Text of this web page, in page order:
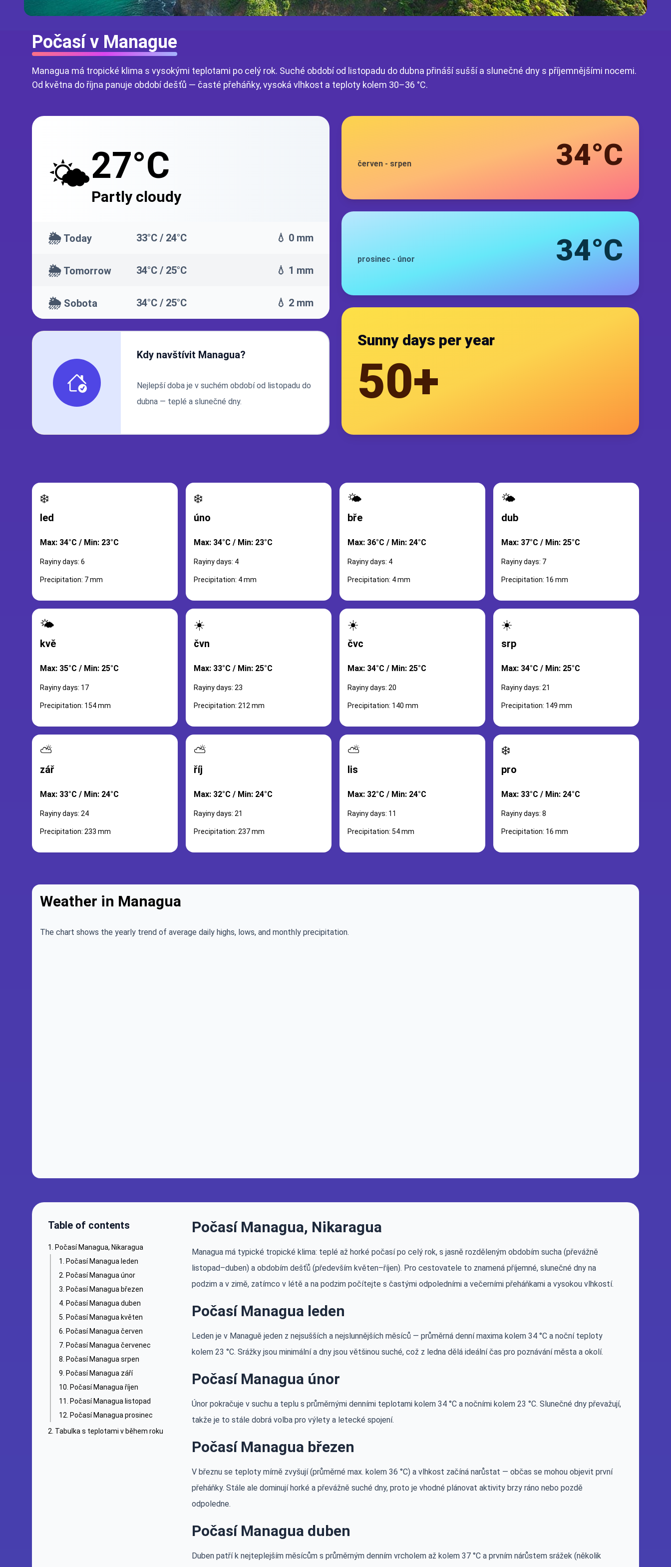
Počasí v Manague
Managua má tropické klima s vysokými teplotami po celý rok. Suché období od listopadu do dubna přináší sušší a slunečné dny s příjemnějšími nocemi.
Od května do října panuje období dešťů — časté přeháňky, vysoká vlhkost a teploty kolem 30–36 °C.
🌤️27°C
Partly cloudy
🌦️ Today 33°C / 24°C 💧 0 mm
🌦️ Tomorrow 34°C / 25°C 💧 1 mm
🌦️ Sobota 34°C / 25°C 💧 2 mm
Kdy navštívit Managua?
Nejlepší doba je v suchém období od listopadu do
dubna — teplé a slunečné dny.
červen - srpen 34°C
prosinec - únor 34°C
Sunny days per year
50+
❄️
led
Max: 34°C / Min: 23°C
Rayiny days: 6
Precipitation: 7 mm
❄️
úno
Max: 34°C / Min: 23°C
Rayiny days: 4
Precipitation: 4 mm
🌤️
bře
Max: 36°C / Min: 24°C
Rayiny days: 4
Precipitation: 4 mm
🌤️
dub
Max: 37°C / Min: 25°C
Rayiny days: 7
Precipitation: 16 mm
🌤️
kvě
Max: 35°C / Min: 25°C
Rayiny days: 17
Precipitation: 154 mm
☀️
čvn
Max: 33°C / Min: 25°C
Rayiny days: 23
Precipitation: 212 mm
☀️
čvc
Max: 34°C / Min: 25°C
Rayiny days: 20
Precipitation: 140 mm
☀️
srp
Max: 34°C / Min: 25°C
Rayiny days: 21
Precipitation: 149 mm
⛅
zář
Max: 33°C / Min: 24°C
Rayiny days: 24
Precipitation: 233 mm
⛅
říj
Max: 32°C / Min: 24°C
Rayiny days: 21
Precipitation: 237 mm
⛅
lis
Max: 32°C / Min: 24°C
Rayiny days: 11
Precipitation: 54 mm
❄️
pro
Max: 33°C / Min: 24°C
Rayiny days: 8
Precipitation: 16 mm
Weather in Managua
The chart shows the yearly trend of average daily highs, lows, and monthly precipitation.
Table of contents
Počasí Managua, Nikaragua
Počasí Managua leden
Počasí Managua únor
Počasí Managua březen
Počasí Managua duben
Počasí Managua květen
Počasí Managua červen
Počasí Managua červenec
Počasí Managua srpen
Počasí Managua září
Počasí Managua říjen
Počasí Managua listopad
Počasí Managua prosinec
Tabulka s teplotami v během roku
Počasí Managua, Nikaragua
Managua má typické tropické klima: teplé až horké počasí po celý rok, s jasně rozděleným obdobím sucha (převážně
listopad–duben) a obdobím dešťů (především květen–říjen). Pro cestovatele to znamená příjemné, slunečné dny na
podzim a v zimě, zatímco v létě a na podzim počítejte s častými odpoledními a večerními přeháňkami a vysokou vlhkostí.
Počasí Managua leden
Leden je v Managuě jeden z nejsušších a nejslunnějších měsíců — průměrná denní maxima kolem 34 °C a noční teploty
kolem 23 °C. Srážky jsou minimální a dny jsou většinou suché, což z ledna dělá ideální čas pro poznávání města a okolí.
Počasí Managua únor
Únor pokračuje v suchu a teplu s průměrnými denními teplotami kolem 34 °C a nočními kolem 23 °C. Slunečné dny převažují,
takže je to stále dobrá volba pro výlety a letecké spojení.
Počasí Managua březen
V březnu se teploty mírně zvyšují (průměrné max. kolem 36 °C) a vlhkost začíná narůstat — občas se mohou objevit první
přeháňky. Stále ale dominují horké a převážně suché dny, proto je vhodné plánovat aktivity brzy ráno nebo pozdě
odpoledne.
Počasí Managua duben
Duben patří k nejteplejším měsícům s průměrným denním vrcholem až kolem 37 °C a prvním nárůstem srážek (několik